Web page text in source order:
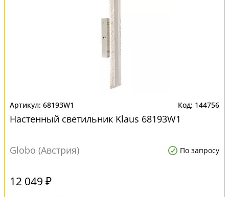
68193W1 144756
Настенный светильник Klaus 68193W1
Globo (Австрия) По запросу
12 049 ₽